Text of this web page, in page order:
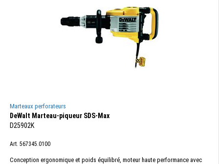
Marteaux perforateurs
DeWalt Marteau-piqueur SDS-Max
D25902K
Art. 567345.0100
Conception ergonomique et poids équilibré, moteur haute performance avec